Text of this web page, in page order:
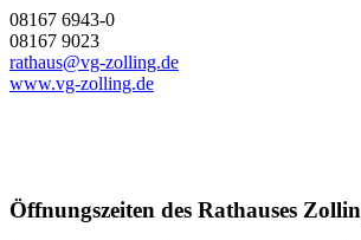
08167 6943-0
08167 9023
rathaus@vg-zolling.de
www.vg-zolling.de
Öffnungszeiten des Rathauses